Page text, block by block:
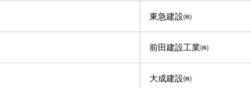
東急建設㈱
前田建設工業㈱
大成建設㈱